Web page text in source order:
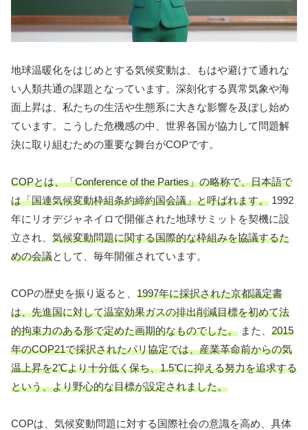
地球温暖化をはじめとする気候変動は、もはや避けて通れな
い人類共通の課題となっています。深刻化する異常気象や海
面上昇は、私たちの生活や生態系に大きな影響を及ぼし始め
ています。こうした危機感の中、世界各国が協力して問題解
決に取り組むための重要な舞台がCOPです。
COPとは、「Conference of the Parties」の略称で、日本語で
は「国連気候変動枠組条約締約国会議」と呼ばれます。 1992
年にリオデジャネイロで開催された地球サミットを契機に設
立され、 気候変動問題に関する国際的な枠組みを協議するた
めの会議として、毎年開催されています。
COPの歴史を振り返ると、 1997年に採択された京都議定書
は、先進国に対して温室効果ガスの排出削減目標を初めて法
的拘束力のある形で定めた画期的なものでした。 また、 2015
年のCOP21で採択されたパリ協定では、産業革命前からの気
温上昇を2℃より十分低く保ち、1.5℃に抑える努力を追求する
という、より野心的な目標が設定されました。
COPは、気候変動問題に対する国際社会の意識を高め、具体